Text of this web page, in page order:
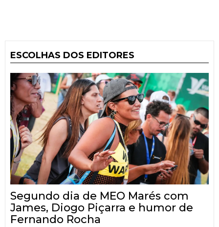
ESCOLHAS DOS EDITORES
Segundo dia de MEO Marés com
James, Diogo Piçarra e humor de
Fernando Rocha